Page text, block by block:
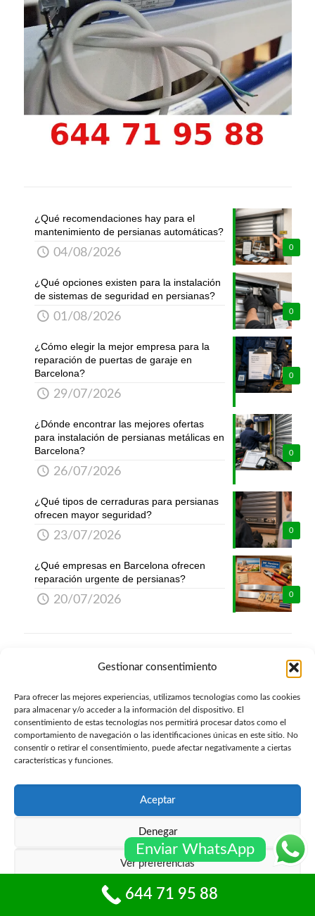
Gestionar consentimiento
Para ofrecer las mejores experiencias, utilizamos tecnologías como las cookies
para almacenar y/o acceder a la información del dispositivo. El
consentimiento de estas tecnologías nos permitirá procesar datos como el
comportamiento de navegación o las identificaciones únicas en este sitio. No
consentir o retirar el consentimiento, puede afectar negativamente a ciertas
características y funciones.
Aceptar
Denegar
Ver preferencias
Política de cookiesPolítica de privacidad
0
¿Qué recomendaciones hay para el
mantenimiento de persianas automáticas?
04/08/2026
0
¿Qué opciones existen para la instalación
de sistemas de seguridad en persianas?
01/08/2026
0
¿Cómo elegir la mejor empresa para la
reparación de puertas de garaje en
Barcelona?
29/07/2026
0
¿Dónde encontrar las mejores ofertas
para instalación de persianas metálicas en
Barcelona?
26/07/2026
0
¿Qué tipos de cerraduras para persianas
ofrecen mayor seguridad?
23/07/2026
0
¿Qué empresas en Barcelona ofrecen
reparación urgente de persianas?
20/07/2026
Cerraduras Persianas
Cerrajeria
Instalación Persianas
Motorización Persianas
Persianas Automaticas
Persianas de Casa
Persianas de Local
Enviar WhatsApp
644 71 95 88